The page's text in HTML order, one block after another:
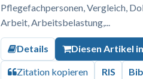
Pflegefachpersonen, Vergleich,
Arbeit, Arbeitsbelastung,...
Details Diesen Artikel
Zitation kopieren RIS